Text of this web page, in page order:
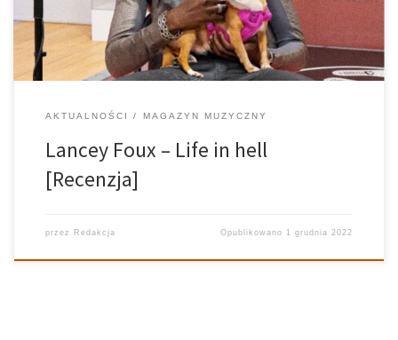
AKTUALNOŚCI MAGAZYN MUZYCZNY
Lancey Foux – Life in hell
[Recenzja]
przez Redakcja Opublikowano 1 grudnia 2022